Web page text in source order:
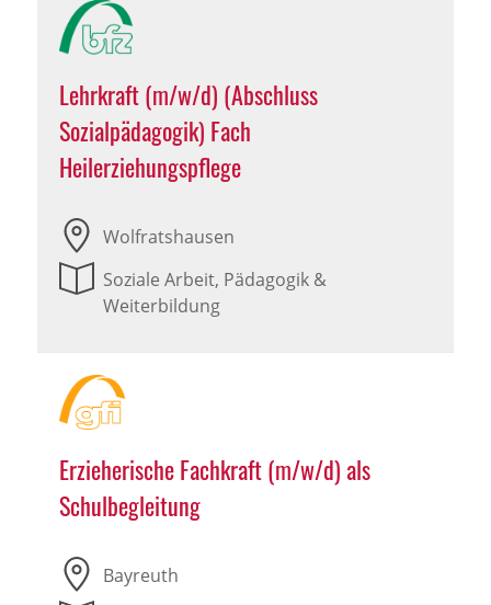
Lehrkraft (m/w/d) (Abschluss
Sozialpädagogik) Fach
Heilerziehungspflege
Wolfratshausen
Soziale Arbeit, Pädagogik &
Weiterbildung
Erzieherische Fachkraft (m/w/d) als
Schulbegleitung
Bayreuth